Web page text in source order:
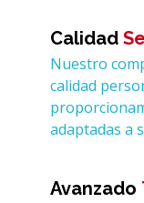
Calidad
Nuestro
calidad
adaptadas a
Avanzado